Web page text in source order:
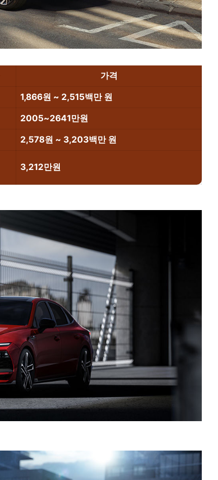
가격
1,866원 ~ 2,515백만 원
2005~2641만원
2,578원 ~ 3,203백만 원
3,212만원